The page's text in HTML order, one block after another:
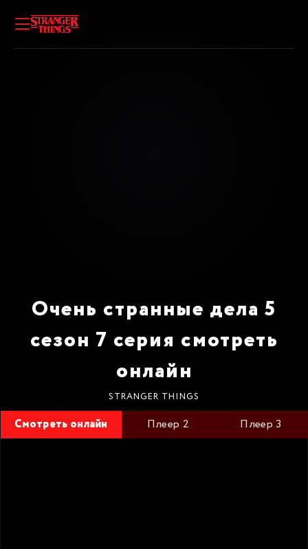
Очень странные дела 5
сезон 7 серия смотреть
онлайн
STRANGER THINGS
Смотреть онлайн Плеер 2 Плеер 3